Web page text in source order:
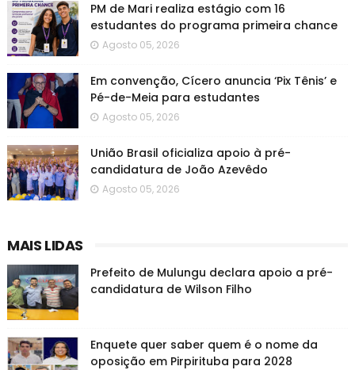
PM de Mari realiza estágio com 16
estudantes do programa primeira chance
Agosto 05, 2026
Em convenção, Cícero anuncia ‘Pix Tênis’ e
Pé-de-Meia para estudantes
Agosto 05, 2026
União Brasil oficializa apoio à pré-
candidatura de João Azevêdo
Agosto 05, 2026
MAIS LIDAS
Prefeito de Mulungu declara apoio a pré-
candidatura de Wilson Filho
Enquete quer saber quem é o nome da
oposição em Pirpirituba para 2028